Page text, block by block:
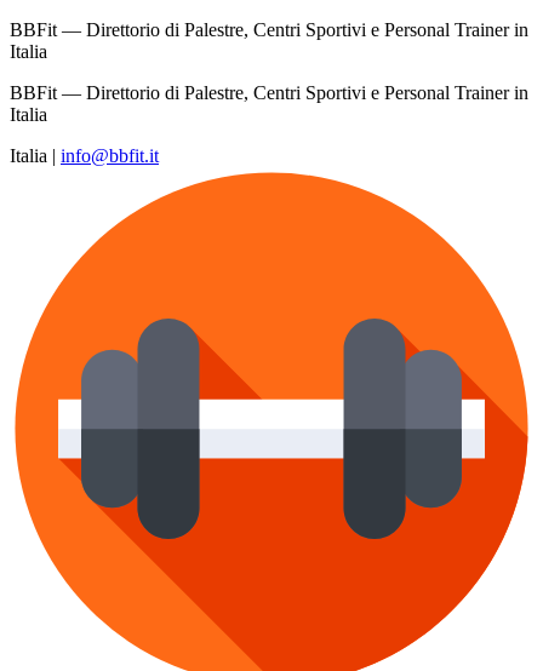
BBFit — Direttorio di Palestre, Centri Sportivi e Personal Trainer in
Italia
BBFit — Direttorio di Palestre, Centri Sportivi e Personal Trainer in
Italia
Italia | info@bbfit.it